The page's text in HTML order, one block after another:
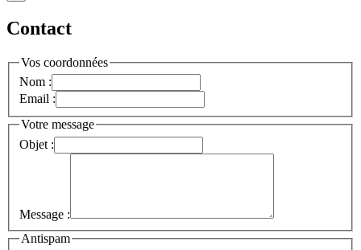
Contact
Vos coordonnées
Nom :
Email :
Votre message
Objet :
Message :
Antispam